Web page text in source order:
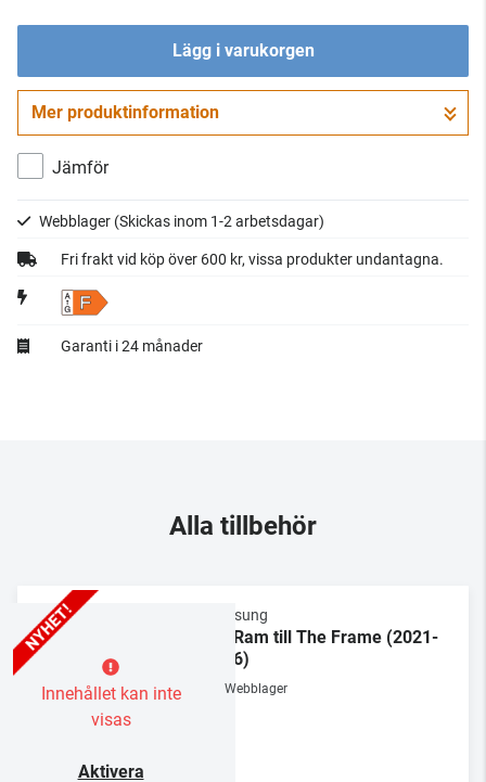
Lägg i varukorgen
Gå till kassan
Mer produktinformation
Jämför
Webblager (Skickas inom 1-2 arbetsdagar)
Fri frakt vid köp över 600 kr, vissa produkter undantagna.
F
Garanti i 24 månader
Alla tillbehör
Innehållet kan inte
visas
Aktivera
Samsung
55" Ram till The Frame (2021-
2026)
Webblager